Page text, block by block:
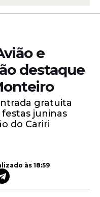
e
destaque
gratuita
juninas
do Cariri
às 18:59